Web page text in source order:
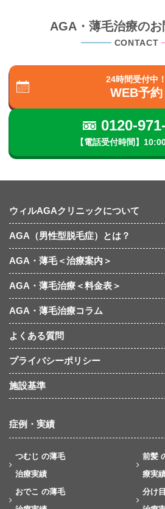
AGA・薄毛治療の
CONTACT
24時間受付中！
WEB予約
0120-
【電話受付時間】
ウィルAGAクリニックについて
AGA（男性型脱毛症）とは？
AGA・薄毛＜治療案内＞
AGA・薄毛治療＜料金表＞
AGA・薄毛治療コラム
よくある質問
プライバシーポリシー
施設基準
症例・実績
つむじ の薄毛
治療実績
前髪
療実
おでこ の薄毛
分け